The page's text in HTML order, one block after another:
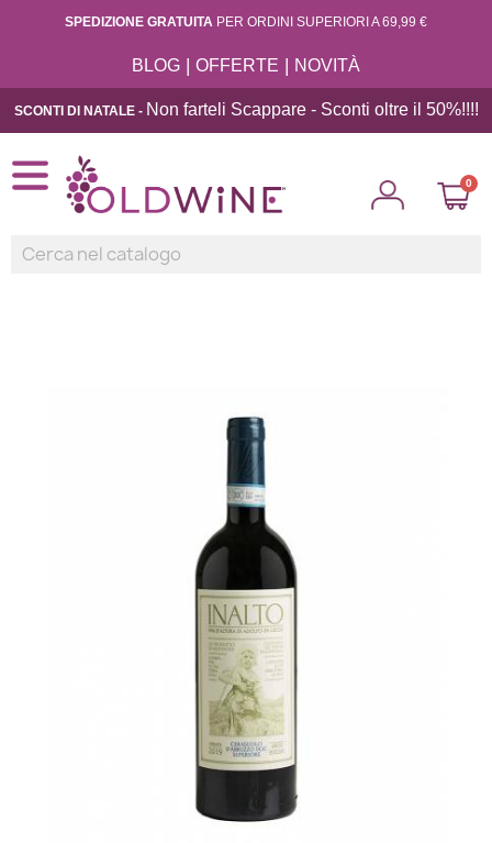
SPEDIZIONE GRATUITA PER ORDINI SUPERIORI A 69,99 €
BLOG | OFFERTE | NOVITÀ
SCONTI DI NATALE - Non farteli Scappare - Sconti oltre il 50%!!!!